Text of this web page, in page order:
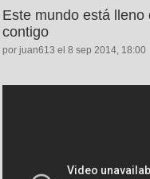
Este mundo está
contigo
por juan613 el 8 sep 2014, 18:00